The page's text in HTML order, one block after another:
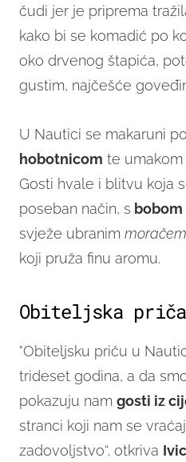
čudi jer je priprema
kako bi se komadić po
oko drvenog štapića,
gustim, najčešće
U Nautici se makaruni
hobotnicom te umakom
Gosti hvale i blitvu koja
poseban način, s
svježe ubranim moračem
koji pruža finu aromu.
Obiteljska priča
"Obiteljsku priču u
trideset godina, a da
pokazuju nam gosti iz
stranci koji nam se
zadovoljstvo“, otkriva